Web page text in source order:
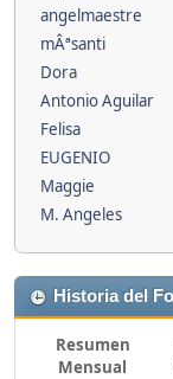
angelmaestre
mÂªsanti
Dora
Antonio Aguilar
Felisa
EUGENIO
Maggie
M. Angeles
Historia del
Resumen
Mensual